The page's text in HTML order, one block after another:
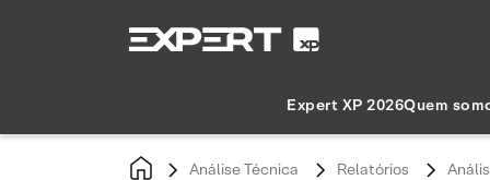
Expert XP 2026Quem
Análise Técnica Relatórios